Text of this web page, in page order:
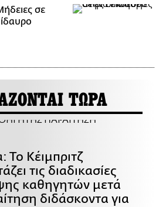
σε
ΤΩΡΑ
Το Κέιμπριτζ
τις διαδικασίες
καθηγητών μετά
διδάσκοντα για